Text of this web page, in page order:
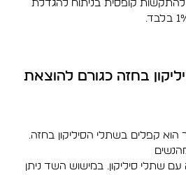
להתקשות קופסית בניתוח להגדלת
בחזה כגורם להוצאת
הוא קפלים בשתלי הסיליקון בחזה.
שתלי סיליקון. במישוש השד ניתן